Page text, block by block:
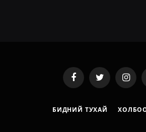
FacebookTwitter
БИДНИЙ ТУХАЙ